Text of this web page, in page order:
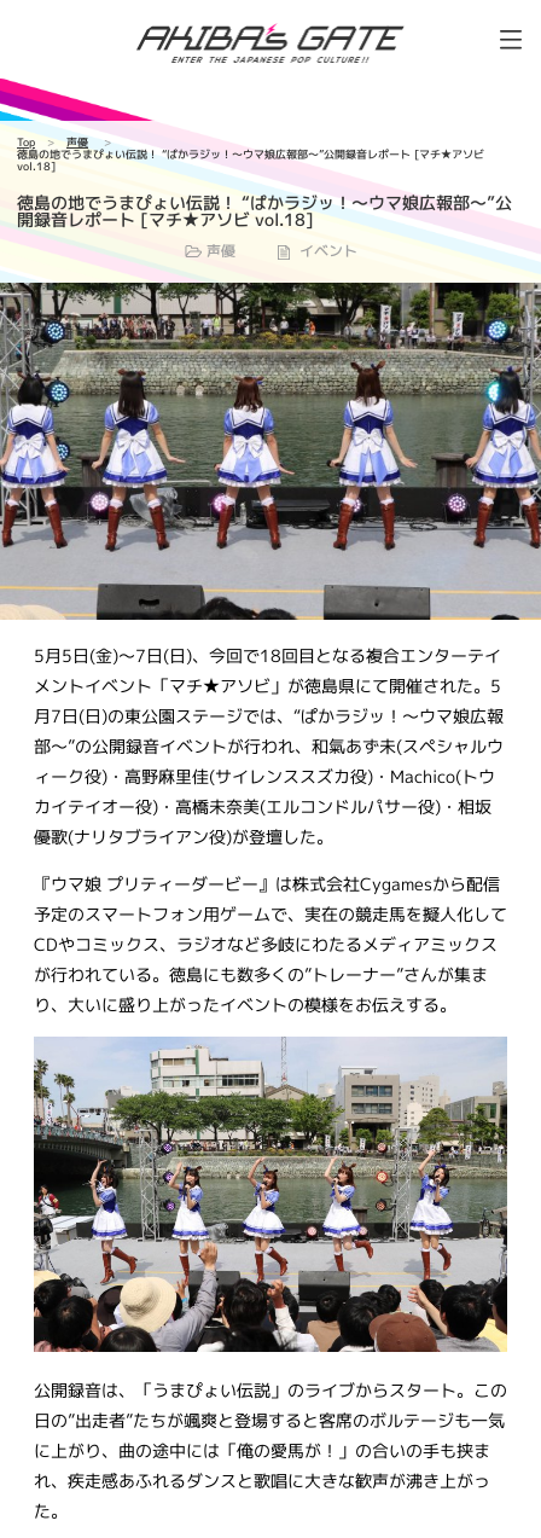
Top 声優
徳島の地でうまぴょい伝説！ “ぱかラジッ！～ウマ娘広報部～”公開録音レポート [マチ★アソビ
vol.18]
徳島の地でうまぴょい伝説！ “ぱかラジッ！～ウマ娘広報部～”公
開録音レポート [マチ★アソビ vol.18]
声優 イベント
5月5日(金)〜7日(日)、今回で18回目となる複合エンターテイ
メントイベント「マチ★アソビ」が徳島県にて開催された。5
月7日(日)の東公園ステージでは、“ぱかラジッ！～ウマ娘広報
部～”の公開録音イベントが行われ、和氣あず未(スペシャルウ
ィーク役)・高野麻里佳(サイレンススズカ役)・Machico(トウ
カイテイオー役)・高橋未奈美(エルコンドルパサー役)・相坂
優歌(ナリタブライアン役)が登壇した。
『ウマ娘 プリティーダービー』は株式会社Cygamesから配信
予定のスマートフォン用ゲームで、実在の競走馬を擬人化して
CDやコミックス、ラジオなど多岐にわたるメディアミックス
が行われている。徳島にも数多くの”トレーナー”さんが集ま
り、大いに盛り上がったイベントの模様をお伝えする。
公開録音は、「うまぴょい伝説」のライブからスタート。この
日の”出走者”たちが颯爽と登場すると客席のボルテージも一気
に上がり、曲の途中には「俺の愛馬が！」の合いの手も挟ま
れ、疾走感あふれるダンスと歌唱に大きな歓声が沸き上がっ
た。